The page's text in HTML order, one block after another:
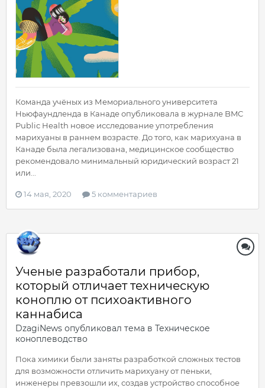
Команда учёных из Мемориального университета
Ньюфаундленда в Канаде опубликовала в журнале BMC
Public Health новое исследование употребления
марихуаны в раннем возрасте. До того, как марихуана в
Канаде была легализована, медицинское сообщество
рекомендовало минимальный юридический возраст 21
или...
14 мая, 2020 5 комментариев
Ученые разработали прибор,
который отличает техническую
коноплю от психоактивного
каннабиса
DzagiNews опубликовал тема в Техническое
коноплеводство
Пока химики были заняты разработкой сложных тестов
для возможности отличить марихуану от пеньки,
инженеры превзошли их, создав устройство способное